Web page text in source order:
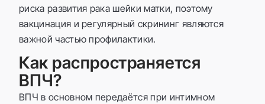
риска развития рака шейки матки, поэтому
вакцинация и регулярный скрининг являются
важной частью профилактики.
Как распространяется
ВПЧ?
ВПЧ в основном передаётся при интимном